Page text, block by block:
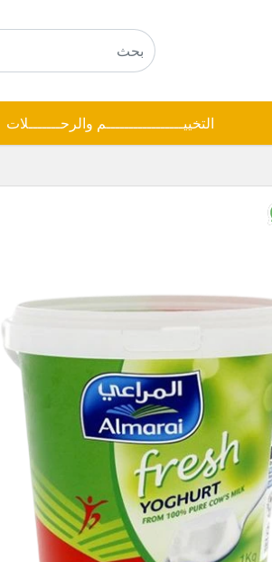
التخييـــــــــــــــــم والرحـــــــلات